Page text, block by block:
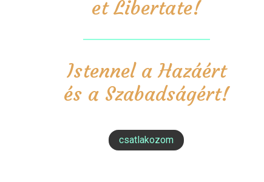
et Libertate!
Istennel a Hazáért
és a Szabadságért!
csatlakozom